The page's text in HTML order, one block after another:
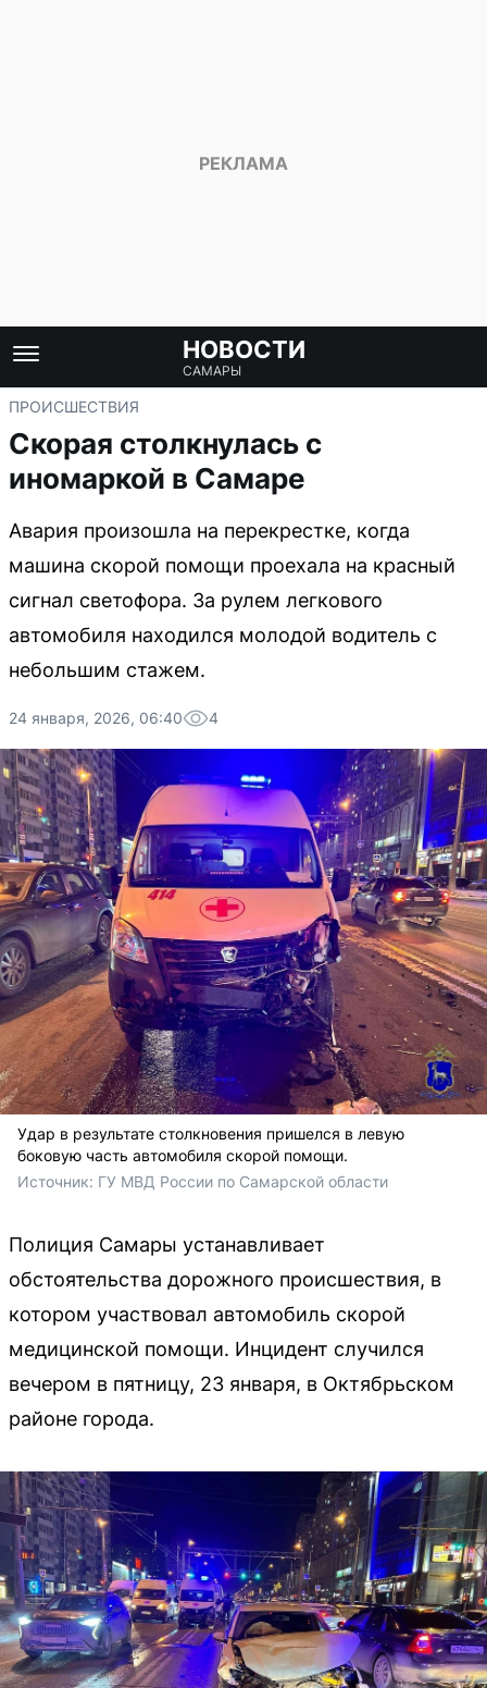
НОВОСТИ
САМАРЫ
ПРОИСШЕСТВИЯ
Скорая столкнулась с
иномаркой в Самаре
Авария произошла на перекрестке, когда
машина скорой помощи проехала на красный
сигнал светофора. За рулем легкового
автомобиля находился молодой водитель с
небольшим стажем.
24 января, 2026, 06:40 4
Удар в результате столкновения пришелся в левую
боковую часть автомобиля скорой помощи.
Источник: ГУ МВД России по Самарской области
Полиция Самары устанавливает
обстоятельства дорожного происшествия, в
котором участвовал автомобиль скорой
медицинской помощи. Инцидент случился
вечером в пятницу, 23 января, в Октябрьском
районе города.